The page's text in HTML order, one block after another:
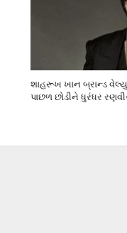
શાહરૂખ ખાન બ્રાન્ડ
પાછળ છોડીને ધુરંધર